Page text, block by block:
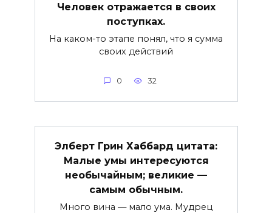
Человек отражается в своих
поступках.
На каком-то этапе понял, что я сумма
своих действий
0 32
Элберт Грин Хаббард цитата:
Малые умы интересуются
необычайным; великие —
самым обычным.
Много вина — мало ума. Мудрец